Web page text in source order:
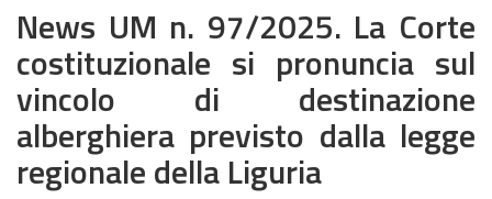
News UM n. 97/2025. La Corte
costituzionale si pronuncia sul
vincolo di destinazione
alberghiera previsto dalla legge
regionale della Liguria